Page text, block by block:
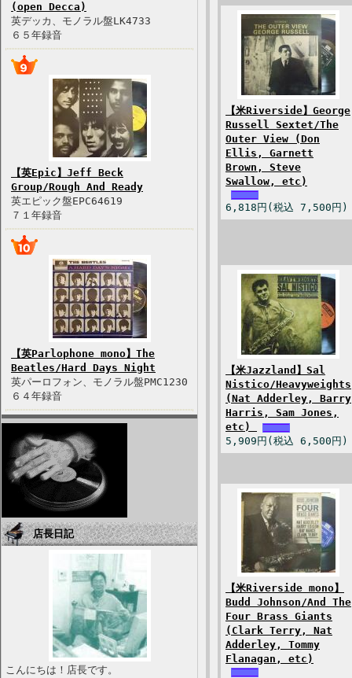
(open Decca)
英デッカ、モノラル盤LK4733
６５年録音
【英Epic】Jeff Beck
Group/Rough And Ready
英エピック盤EPC64619
７１年録音
【英Parlophone mono】The
Beatles/Hard Days Night
英パーロフォン、モノラル盤PMC1230
６４年録音
店長日記
こんにちは！店長です。
【米Riverside】George
Russell Sextet/The
Outer View (Don
Ellis, Garnett
Brown, Steve
Swallow, etc)
6,818円(税込 7,500円)
【米Jazzland】Sal
Nistico/Heavyweights
(Nat Adderley, Barry
Harris, Sam Jones,
etc)
5,909円(税込 6,500円)
【米Riverside mono】
Budd Johnson/And The
Four Brass Giants
(Clark Terry, Nat
Adderley, Tommy
Flanagan, etc)